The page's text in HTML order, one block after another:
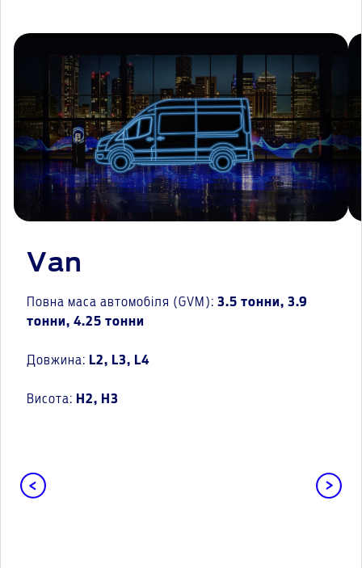
Van
Повна маса автомобіля (GVM): 3.5 тонни, 3.9
тонни, 4.25 тонни
Довжина: L2, L3, L4
Висота: H2, H3